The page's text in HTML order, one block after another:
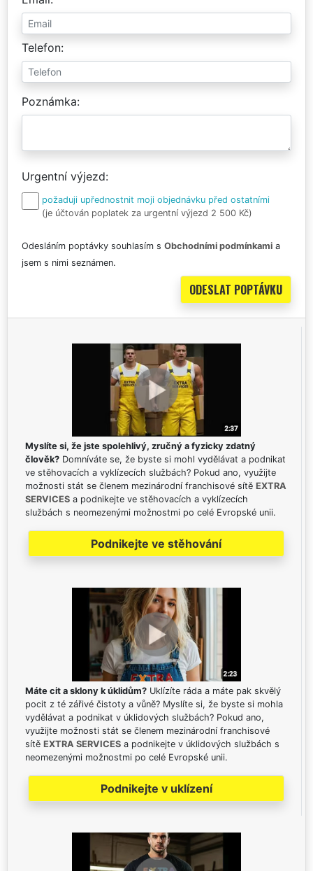
Telefon
Poznámka
Urgentní výjezd
požaduji upřednostnit moji objednávku před ostatními
(je účtován poplatek za urgentní výjezd 2 500 Kč)
Odesláním poptávky souhlasím s Obchodními podmínkami a
jsem s nimi seznámen.
Myslíte si, že jste spolehlivý, zručný a fyzicky zdatný
člověk? Domníváte se, že byste si mohl vydělávat a podnikat
ve stěhovacích a vyklízecích službách? Pokud ano, využijte
možnosti stát se členem mezinárodní franchisové sítě EXTRA
SERVICES a podnikejte ve stěhovacích a vyklízecích
službách s neomezenými možnostmi po celé Evropské unii.
Podnikejte ve stěhování
Máte cit a sklony k úklidům? Uklízíte ráda a máte pak skvělý
pocit z té zářivé čistoty a vůně? Myslíte si, že byste si mohla
vydělávat a podnikat v úklidových službách? Pokud ano,
využijte možnosti stát se členem mezinárodní franchisové
sítě EXTRA SERVICES a podnikejte v úklidových službách s
neomezenými možnostmi po celé Evropské unii.
Podnikejte v uklízení